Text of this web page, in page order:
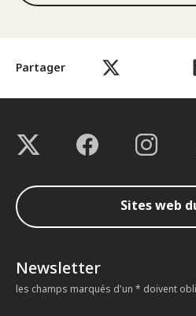
Partager
Sites web
Newsletter
les champs marqués d'un * doivent